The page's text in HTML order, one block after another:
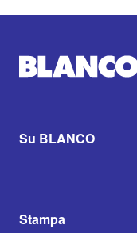
Su BLANCO
Stampa